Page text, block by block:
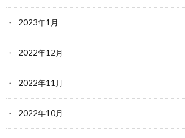
2023年1月
2022年12月
2022年11月
2022年10月